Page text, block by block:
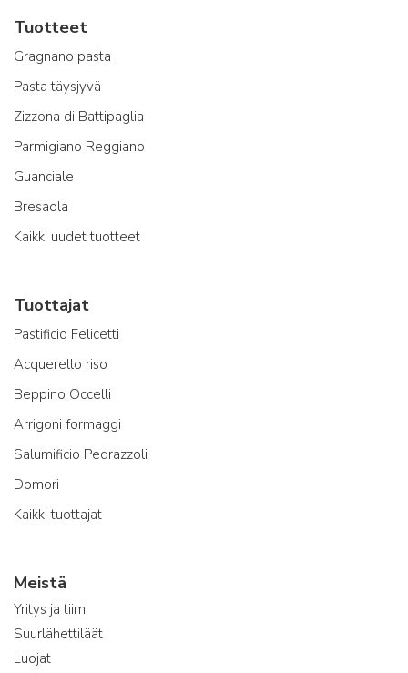
Tuotteet
Gragnano pasta
Pasta täysjyvä
Zizzona di Battipaglia
Parmigiano Reggiano
Guanciale
Bresaola
Kaikki uudet tuotteet
Tuottajat
Pastificio Felicetti
Acquerello riso
Beppino Occelli
Arrigoni formaggi
Salumificio Pedrazzoli
Domori
Kaikki tuottajat
Meistä
Yritys ja tiimi
Suurlähettiläät
Luojat